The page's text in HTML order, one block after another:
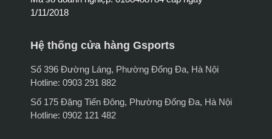
1/11/2018
Hệ thống cửa hàng Gsports
Số 396 Đường Láng, Phường Đống Đa, Hà Nội
Hotline: 0903 291 882
Số 175 Đặng Tiến Đông, Phường Đống Đa, Hà Nội
Hotline: 0902 121 482